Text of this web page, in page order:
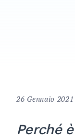
26 Gennaio 2021
Perché